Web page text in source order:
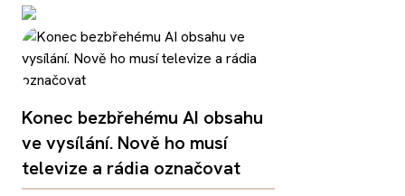
Konec bezbřehému AI obsahu
ve vysílání. Nově ho musí
televize a rádia označovat